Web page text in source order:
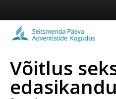
Koduleht
Vaata veel
Võitlus